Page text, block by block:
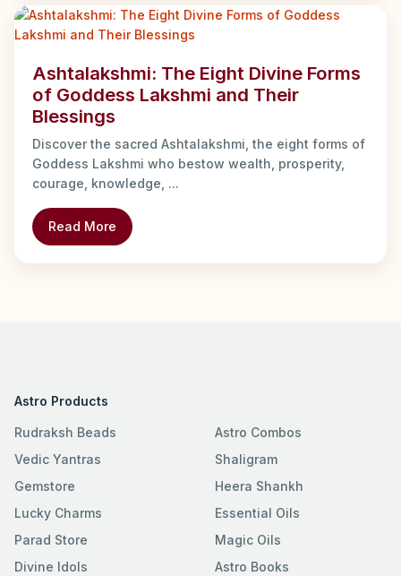
Ashtalakshmi: The Eight Divine Forms
of Goddess Lakshmi and Their
Blessings
Discover the sacred Ashtalakshmi, the eight forms of
Goddess Lakshmi who bestow wealth, prosperity,
courage, knowledge, ...
Read More
Astro Products
Rudraksh Beads
Vedic Yantras
Gemstore
Lucky Charms
Parad Store
Divine Idols
Astro Combos
Shaligram
Heera Shankh
Essential Oils
Magic Oils
Astro Books